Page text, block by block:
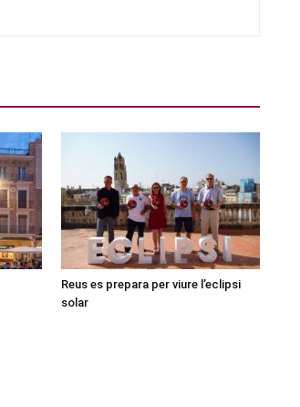
Reus es prepara per viure l’eclipsi
solar